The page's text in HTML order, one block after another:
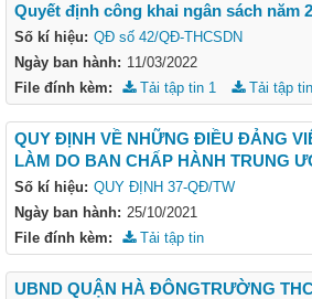
Số kí hiệu: QĐ số 42/QĐ-THCSDN
Ngày ban hành: 11/03/2022
Quyết định công khai ngân sách năm
File đính kèm: Tải tập tin 1 Tải tập
Số kí hiệu: QUY ĐỊNH 37-QĐ/TW
Ngày ban hành: 25/10/2021
QUY ĐỊNH VỀ NHỮNG ĐIỀU ĐẢNG
LÀM DO BAN CHẤP HÀNH TRUNG
File đính kèm: Tải tập tin
UBND QUẬN HÀ ĐÔNGTRƯỜNG